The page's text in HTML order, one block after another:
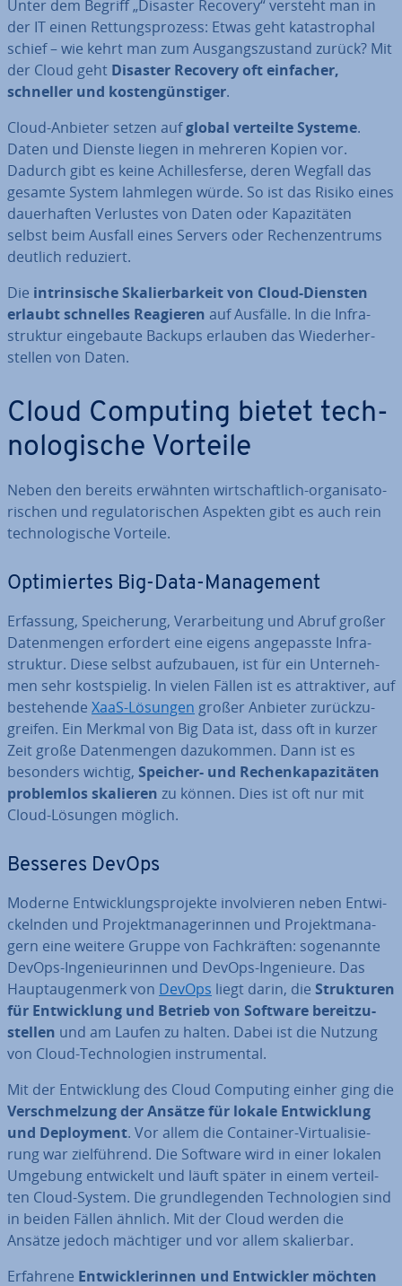
Unter dem Begriff „Disaster Recovery“ versteht man in
der IT einen Ret­tungs­pro­zess: Etwas geht ka­ta­stro­phal
schief – wie kehrt man zum Aus­gangs­zu­stand zurück? Mit
der Cloud geht Disaster Recovery oft einfacher,
schneller und kos­ten­güns­ti­ger.
Cloud-Anbieter setzen aufglobal verteilte Systeme.
Daten und Dienste liegen in mehreren Kopien vor.
Dadurch gibt es keine Achil­les­fer­se, deren Wegfall das
gesamte System lahmlegen würde. So ist das Risiko eines
dau­er­haf­ten Verlustes von Daten oder Ka­pa­zi­tä­ten
selbst beim Ausfall eines Servers oder Re­chen­zen­trums
deutlich reduziert.
Die in­trin­si­sche Ska­lier­bar­keit von Cloud-Diensten
erlaubt schnelles Reagieren auf Ausfälle. In die In­fra­
struk­tur ein­ge­bau­te Backups erlauben das Wie­der­her­
stel­len von Daten.
Cloud Computing bietet tech­
no­lo­gi­sche Vorteile
Neben den bereits erwähnten wirt­schaft­lich-or­ga­ni­sa­to­
ri­schen und re­gu­la­to­ri­schen Aspekten gibt es auch rein
tech­no­lo­gi­sche Vorteile.
Op­ti­mier­tes Big-Data-Ma­nage­ment
Erfassung, Spei­che­rung, Ver­ar­bei­tung und Abruf großer
Da­ten­men­gen erfordert eine eigens an­ge­pass­te In­fra­
struk­tur. Diese selbst auf­zu­bau­en, ist für ein Un­ter­neh­
men sehr kost­spie­lig. In vielen Fällen ist es at­trak­ti­ver, auf
be­stehen­de XaaS-Lösungen großer Anbieter zu­rück­zu­
grei­fen. Ein Merkmal von Big Data ist, dass oft in kurzer
Zeit große Da­ten­men­gen da­zu­kom­men. Dann ist es
besonders wichtig, Speicher- und Re­chen­ka­pa­zi­tä­ten
pro­blem­los skalieren zu können. Dies ist oft nur mit
Cloud-Lösungen möglich.
Besseres DevOps
Moderne Ent­wick­lungs­pro­jek­te in­vol­vie­ren neben Ent­wi­
ckeln­den und Pro­jekt­ma­na­ge­rin­nen und Pro­jekt­ma­na­
gern eine weitere Gruppe von Fach­kräf­ten: so­ge­nann­te
DevOps-In­ge­nieu­rin­nen und DevOps-In­ge­nieu­re. Das
Haupt­au­gen­merk von DevOps liegt darin, die Struk­tu­ren
für Ent­wick­lung und Betrieb von Software be­reit­zu­
stel­len und am Laufen zu halten. Dabei ist die Nutzung
von Cloud-Tech­no­lo­gien in­stru­men­tal.
Mit der Ent­wick­lung des Cloud Computing einher ging die
Ver­schmel­zung der Ansätze für lokale Ent­wick­lung
und De­ploy­ment. Vor allem die Container-Vir­tua­li­sie­
rung war ziel­füh­rend. Die Software wird in einer lokalen
Umgebung ent­wi­ckelt und läuft später in einem ver­teil­
ten Cloud-System. Die grund­le­gen­den Tech­no­lo­gien sind
in beiden Fällen ähnlich. Mit der Cloud werden die
Ansätze jedoch mächtiger und vor allem ska­lier­bar.
Erfahrene Ent­wick­le­rin­nen und Ent­wick­ler möchten